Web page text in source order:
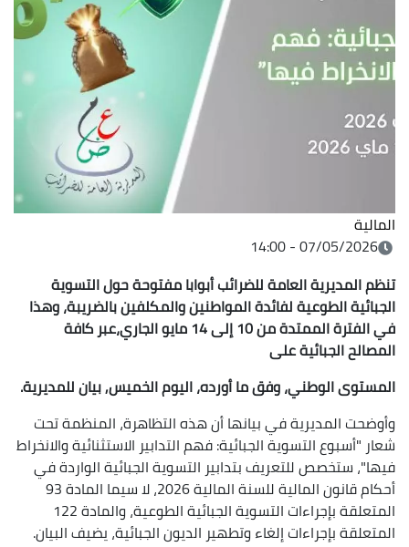
المالية
07/05/2026 - 14:00
تنظم المديرية العامة للضرائب أبوابا مفتوحة حول التسوية
الجبائية الطوعية لفائدة المواطنين والمكلفين بالضريبة، وهذا
في الفترة الممتدة من 10 إلى 14 مايو الجاري،عبر كافة
المصالح الجبائية على
المستوى الوطني، وفق ما أورده، اليوم الخميس, بيان للمديرية.
وأوضحت المديرية في بيانها أن هذه التظاهرة، المنظمة تحت
شعار "أسبوع التسوية الجبائية: فهم التدابير الاستثنائية والانخراط
فيها"، ستخصص للتعريف بتدابير التسوية الجبائية الواردة في
أحكام قانون المالية للسنة المالية 2026، لا سيما المادة 93
المتعلقة بإجراءات التسوية الجبائية الطوعية، والمادة 122
المتعلقة بإجراءات إلغاء وتطهير الديون الجبائية، يضيف البيان.